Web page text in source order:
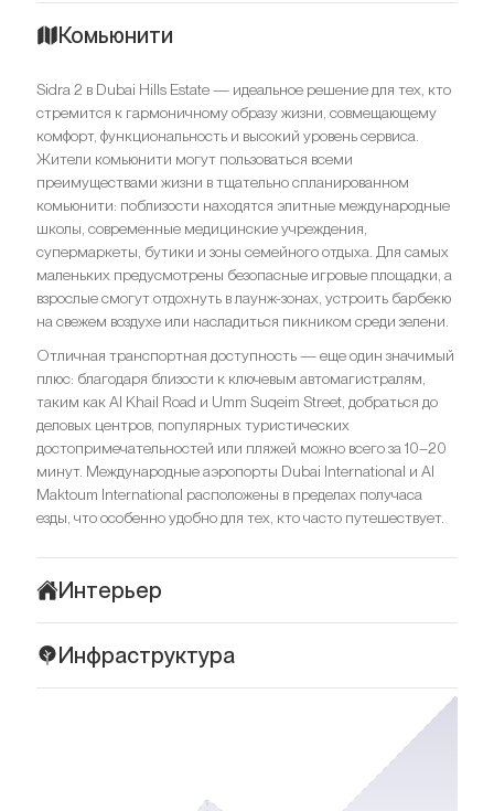
Комьюнити
Sidra 2 в Dubai Hills Estate — идеальное решение для тех, кто
стремится к гармоничному образу жизни, совмещающему
комфорт, функциональность и высокий уровень сервиса.
Жители комьюнити могут пользоваться всеми
преимуществами жизни в тщательно спланированном
комьюнити: поблизости находятся элитные международные
школы, современные медицинские учреждения,
супермаркеты, бутики и зоны семейного отдыха. Для самых
маленьких предусмотрены безопасные игровые площадки, а
взрослые смогут отдохнуть в лаунж-зонах, устроить барбекю
на свежем воздухе или насладиться пикником среди зелени.
Отличная транспортная доступность — еще один значимый
плюс: благодаря близости к ключевым автомагистралям,
таким как Al Khail Road и Umm Suqeim Street, добраться до
деловых центров, популярных туристических
достопримечательностей или пляжей можно всего за 10–20
минут. Международные аэропорты Dubai International и Al
Maktoum International расположены в пределах получаса
езды, что особенно удобно для тех, кто часто путешествует.
Интерьер
ценит простоту, элегантность и гармонию в каждой детали.
геометрическую строгость форм, а панорамные окна и
стеклянные двери позволяют увеличить естественное
освещение и открывают захватывающие виды на окружающие
Инфраструктура
комфортной и сбалансированной жизни. В этом районе
каждый аспект продуман до мелочей, чтобы обеспечить
жителям удобство и наслаждение от повседневной жизни. В